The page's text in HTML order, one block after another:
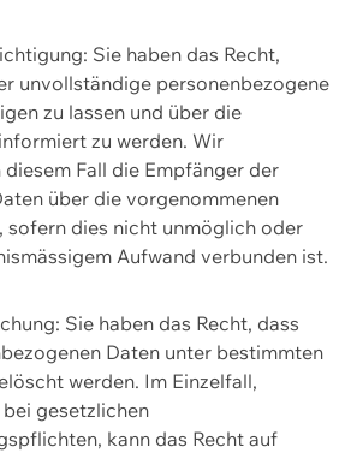
Sie haben das Recht,
unvollständige personenbezogene
zu lassen und über die
zu werden. Wir
Fall die Empfänger der
über die vorgenommenen
sofern dies nicht unmöglich oder
Aufwand verbunden ist.
Sie haben das Recht, dass
Daten unter bestimmten
werden. Im Einzelfall,
gesetzlichen
kann das Recht auf